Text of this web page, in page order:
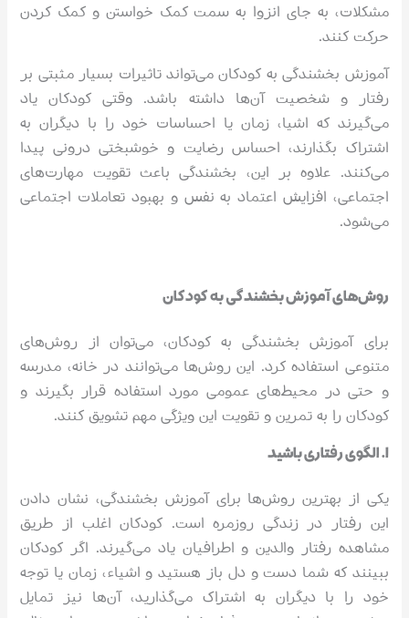
مشکلات، به جای انزوا به سمت کمک خواستن و کمک کردن
حرکت کنند.
آموزش بخشندگی به کودکان می‌تواند تاثیرات بسیار مثبتی بر
رفتار و شخصیت آن‌ها داشته باشد. وقتی کودکان یاد
می‌گیرند که اشیا، زمان یا احساسات خود را با دیگران به
اشتراک بگذارند، احساس رضایت و خوشبختی درونی پیدا
می‌کنند. علاوه بر این، بخشندگی باعث تقویت مهارت‌های
اجتماعی، افزایش اعتماد به نفس و بهبود تعاملات اجتماعی
می‌شود.
روش‌های آموزش بخشندگی به کودکان
برای آموزش بخشندگی به کودکان، می‌توان از روش‌های
متنوعی استفاده کرد. این روش‌ها می‌توانند در خانه، مدرسه
و حتی در محیط‌های عمومی مورد استفاده قرار بگیرند و
کودکان را به تمرین و تقویت این ویژگی مهم تشویق کنند.
۱. الگوی رفتاری باشید
یکی از بهترین روش‌ها برای آموزش بخشندگی، نشان دادن
این رفتار در زندگی روزمره است. کودکان اغلب از طریق
مشاهده رفتار والدین و اطرافیان یاد می‌گیرند. اگر کودکان
ببینند که شما دست و دل باز هستید و اشیاء، زمان یا توجه
خود را با دیگران به اشتراک می‌گذارید، آن‌ها نیز تمایل